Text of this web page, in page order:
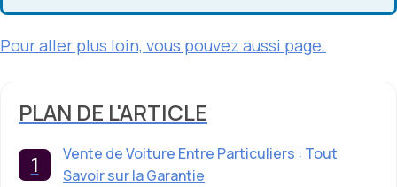
Pour aller plus loin, vous pouvez aussi page.
PLAN DE L'ARTICLE
Vente de Voiture Entre Particuliers : Tout
Savoir sur la Garantie